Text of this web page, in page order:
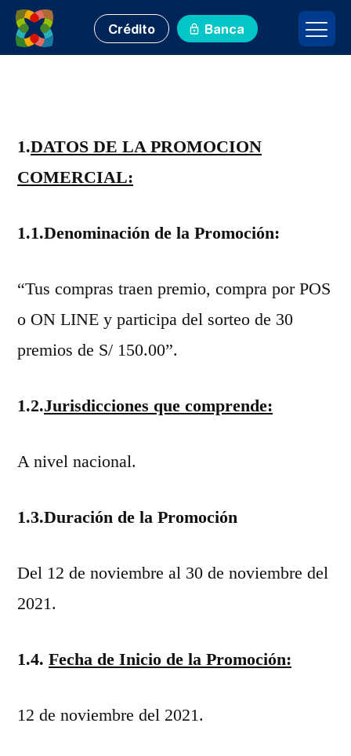
Crédito Banca
1.DATOS DE LA PROMOCION
COMERCIAL:
1.1.Denominación de la Promoción:
“Tus compras traen premio, compra por POS
o ON LINE y participa del sorteo de 30
premios de S/ 150.00”.
1.2.Jurisdicciones que comprende:
A nivel nacional.
1.3.Duración de la Promoción
Del 12 de noviembre al 30 de noviembre del
2021.
1.4. Fecha de Inicio de la Promoción:
12 de noviembre del 2021.